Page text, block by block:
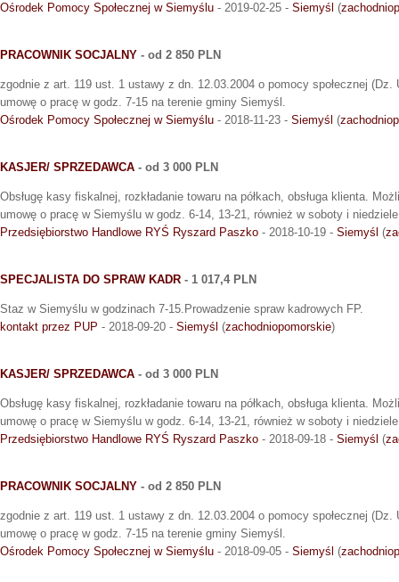
Ośrodek Pomocy Społecznej w Siemyślu - 2019-02-25 - Siemyśl (
PRACOWNIK SOCJALNY - od 2 850 PLN
zgodnie z art. 119 ust. 1 ustawy z dn. 12.03.2004 o pomocy społecznej (Dz.
umowę o pracę w godz. 7-15 na terenie gminy Siemyśl.
Ośrodek Pomocy Społecznej w Siemyślu - 2018-11-23 - Siemyśl (
KASJER/ SPRZEDAWCA - od 3 000 PLN
Obsługę kasy fiskalnej, rozkładanie towaru na półkach, obsługa klienta.
umowę o pracę w Siemyślu w godz. 6-14, 13-21, również w soboty i
Przedsiębiorstwo Handlowe RYŚ Ryszard Paszko - 2018-10-19 - Siemyśl (
SPECJALISTA DO SPRAW KADR - 1 017,4 PLN
Staz w Siemyślu w godzinach 7-15.Prowadzenie spraw kadrowych FP.
kontakt przez PUP - 2018-09-20 - Siemyśl (zachodniopomorskie)
KASJER/ SPRZEDAWCA - od 3 000 PLN
Obsługę kasy fiskalnej, rozkładanie towaru na półkach, obsługa klienta.
umowę o pracę w Siemyślu w godz. 6-14, 13-21, również w soboty i
Przedsiębiorstwo Handlowe RYŚ Ryszard Paszko - 2018-09-18 - Siemyśl (
PRACOWNIK SOCJALNY - od 2 850 PLN
zgodnie z art. 119 ust. 1 ustawy z dn. 12.03.2004 o pomocy społecznej (Dz.
umowę o pracę w godz. 7-15 na terenie gminy Siemyśl.
Ośrodek Pomocy Społecznej w Siemyślu - 2018-09-05 - Siemyśl (